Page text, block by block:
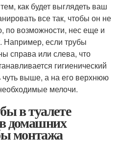
как будет выглядеть ваш
все так, чтобы он не
по возможности, нес еще и
Например, если трубы
справа или слева, что
гигиенический
выше, а на его верхнюю
мелочи.
в туалете
домашних
монтажа